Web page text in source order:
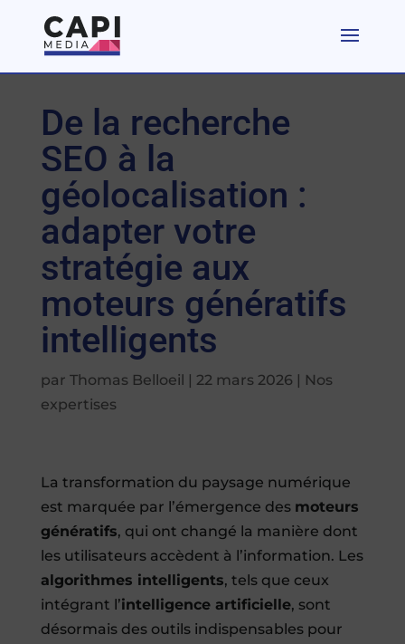
De la recherche
SEO à la
géolocalisation :
adapter votre
stratégie aux
moteurs génératifs
intelligents
par Thomas Belloeil | 22 mars 2026 | Nos
expertises
La transformation du paysage numérique
est marquée par l’émergence des moteurs
génératifs, qui ont changé la manière dont
les utilisateurs accèdent à l’information. Les
algorithmes intelligents, tels que ceux
intégrant l’intelligence artificielle, sont
désormais des outils indispensables pour